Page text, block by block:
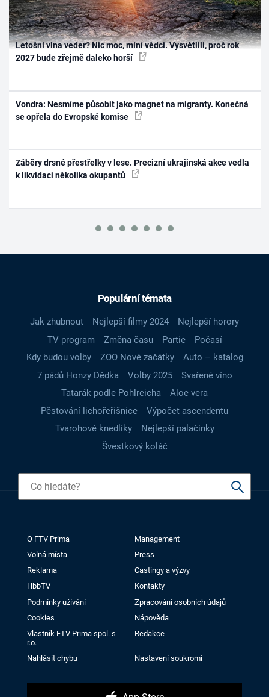
Letošní vlna veder? Nic moc, míní vědci. Vysvětlili, proč rok
2027 bude zřejmě daleko horší
Vondra: Nesmíme působit jako magnet na migranty. Konečná
se opřela do Evropské komise
Záběry drsné přestřelky v lese. Precizní ukrajinská akce vedla
k likvidaci několika okupantů
Populární témata
Jak zhubnout Nejlepší filmy 2024
Nejlepší horory
TV program
Změna času Partie
Počasí
Kdy budou volby
ZOO Nové začátky
Auto – katalog
7 pádů Honzy Dědka
Volby 2025
Svařené víno
Tatarák podle Pohlreicha
Aloe vera
Pěstování lichořeřišnice
Výpočet ascendentu
Tvarohové knedlíky
Nejlepší palačinky
Švestkový koláč
O FTV Prima
Management
Volná místa
Press
Reklama
Castingy a výzvy
HbbTV
Kontakty
Podmínky užívání
Zpracování osobních údajů
Cookies
Nápověda
Vlastník FTV Prima spol. s
r.o.
Redakce
Nahlásit chybu Nastavení soukromí